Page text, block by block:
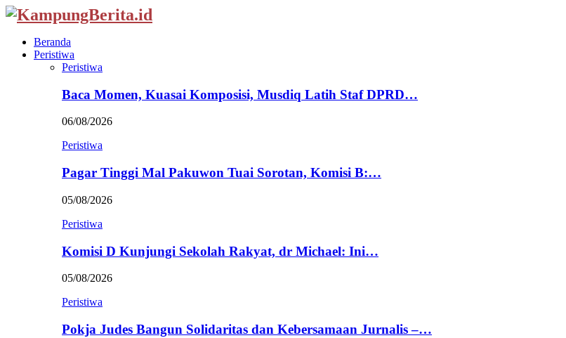
Beranda
Peristiwa
Peristiwa
Baca Momen, Kuasai Komposisi, Musdiq Latih Staf DPRD…
06/08/2026
Peristiwa
Pagar Tinggi Mal Pakuwon Tuai Sorotan, Komisi B:…
05/08/2026
Peristiwa
Komisi D Kunjungi Sekolah Rakyat, dr Michael: Ini…
05/08/2026
Peristiwa
Pokja Judes Bangun Solidaritas dan Kebersamaan Jurnalis –…